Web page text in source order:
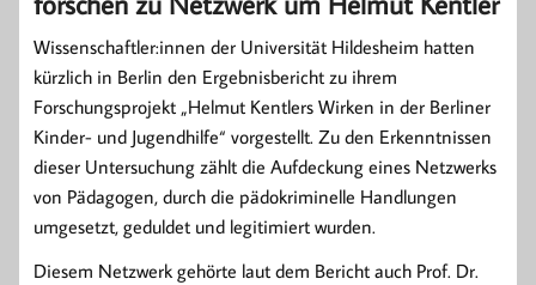
Wissenschaftler:innen der Universität Hildesheim hatten
kürzlich in Berlin den Ergebnisbericht zu ihrem
Forschungsprojekt „Helmut Kentlers Wirken in der Berliner
Kinder- und Jugendhilfe“ vorgestellt. Zu den Erkenntnissen
dieser Untersuchung zählt die Aufdeckung eines Netzwerks
von Pädagogen, durch die pädokriminelle Handlungen
umgesetzt, geduldet und legitimiert wurden.
Diesem Netzwerk gehörte laut dem Bericht auch Prof. Dr.